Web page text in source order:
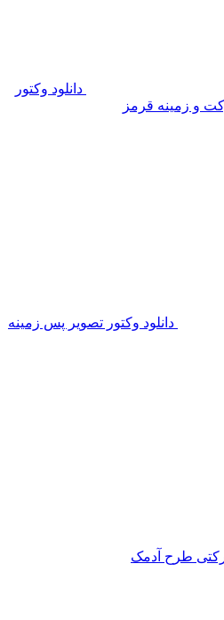
دانلود وکتور
و زمینه قرمز
دانلود وکتور تصویر پس زمینه